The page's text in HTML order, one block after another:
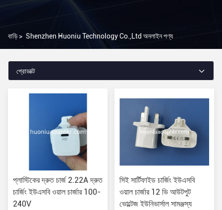
বাড়ি> Shenzhen Huoniu Technology Co.,Ltd অনলাইন পণ্য
প্রোডাক্ট
প্লাস্টিকের দ্রুত চার্জ 2.22A দ্রুত
চার্জিং ইউএসবি ওয়াল চার্জার 100-
240V
সিই সার্টিফাইড চার্জিং ইউএসবি
ওয়াল চার্জার 12 ভি আউটপুট
ভোল্টেজ ইউনিভার্সাল সামঞ্জস্য